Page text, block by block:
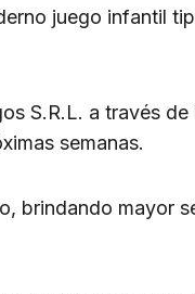
juego infantil
S.R.L. a través
semanas.
brindando mayor